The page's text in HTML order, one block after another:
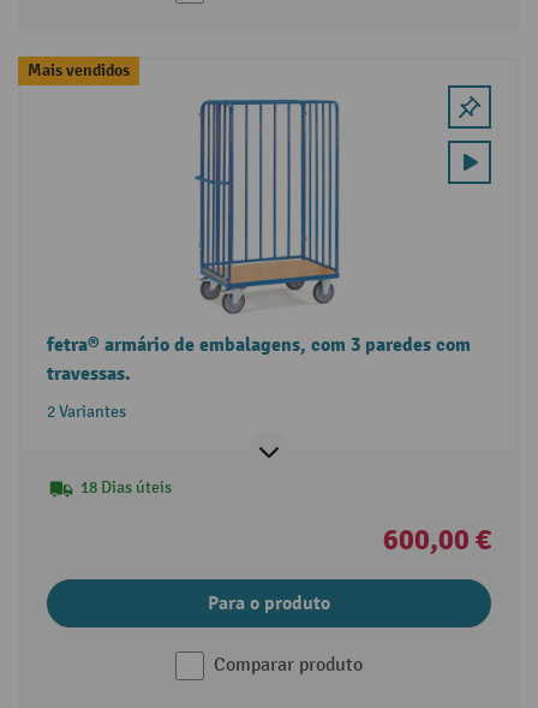
Mais vendidos
fetra® armário de embalagens, com 3 paredes com
travessas.
2 Variantes
18 Dias úteis
600,00 €
Para o produto
Comparar produto